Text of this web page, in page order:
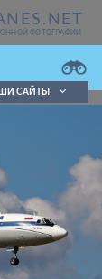
ФОТОГРАФИИ
САЙТЫ